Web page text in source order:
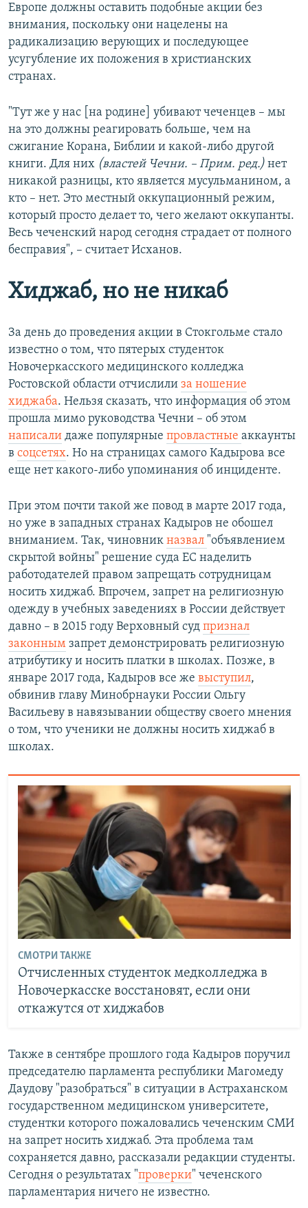
Европе должны оставить подобные акции без
внимания, поскольку они нацелены на
радикализацию верующих и последующее
усугубление их положения в христианских
странах.
"Тут же у нас [на родине] убивают чеченцев – мы
на это должны реагировать больше, чем на
сжигание Корана, Библии и какой-либо другой
книги. Для них (властей Чечни. – Прим. ред.) нет
никакой разницы, кто является мусульманином, а
кто – нет. Это местный оккупационный режим,
который просто делает то, чего желают оккупанты.
Весь чеченский народ сегодня страдает от полного
бесправия", – считает Исханов.
Хиджаб, но не никаб
За день до проведения акции в Стокгольме стало
известно о том, что пятерых студенток
Новочеркасского медицинского колледжа
Ростовской области отчислили за ношение
хиджаба. Нельзя сказать, что информация об этом
прошла мимо руководства Чечни – об этом
написали даже популярные провластные аккаунты
в соцсетях. Но на страницах самого Кадырова все
еще нет какого-либо упоминания об инциденте.
При этом почти такой же повод в марте 2017 года,
но уже в западных странах Кадыров не обошел
вниманием. Так, чиновник назвал "объявлением
скрытой войны" решение суда ЕС наделить
работодателей правом запрещать сотрудницам
носить хиджаб. Впрочем, запрет на религиозную
одежду в учебных заведениях в России действует
давно – в 2015 году Верховный суд признал
законным запрет демонстрировать религиозную
атрибутику и носить платки в школах. Позже, в
январе 2017 года, Кадыров все же выступил,
обвинив главу Минобрнауки России Ольгу
Васильеву в навязывании обществу своего мнения
о том, что ученики не должны носить хиджаб в
школах.
СМОТРИ ТАКЖЕ
Отчисленных студенток медколледжа в
Новочеркасске восстановят, если они
откажутся от хиджабов
Также в сентябре прошлого года Кадыров поручил
председателю парламента республики Магомеду
Даудову "разобраться" в ситуации в Астраханском
государственном медицинском университете,
студентки которого пожаловались чеченским СМИ
на запрет носить хиджаб. Эта проблема там
сохраняется давно, рассказали редакции студенты.
Сегодня о результатах "проверки" чеченского
парламентария ничего не известно.